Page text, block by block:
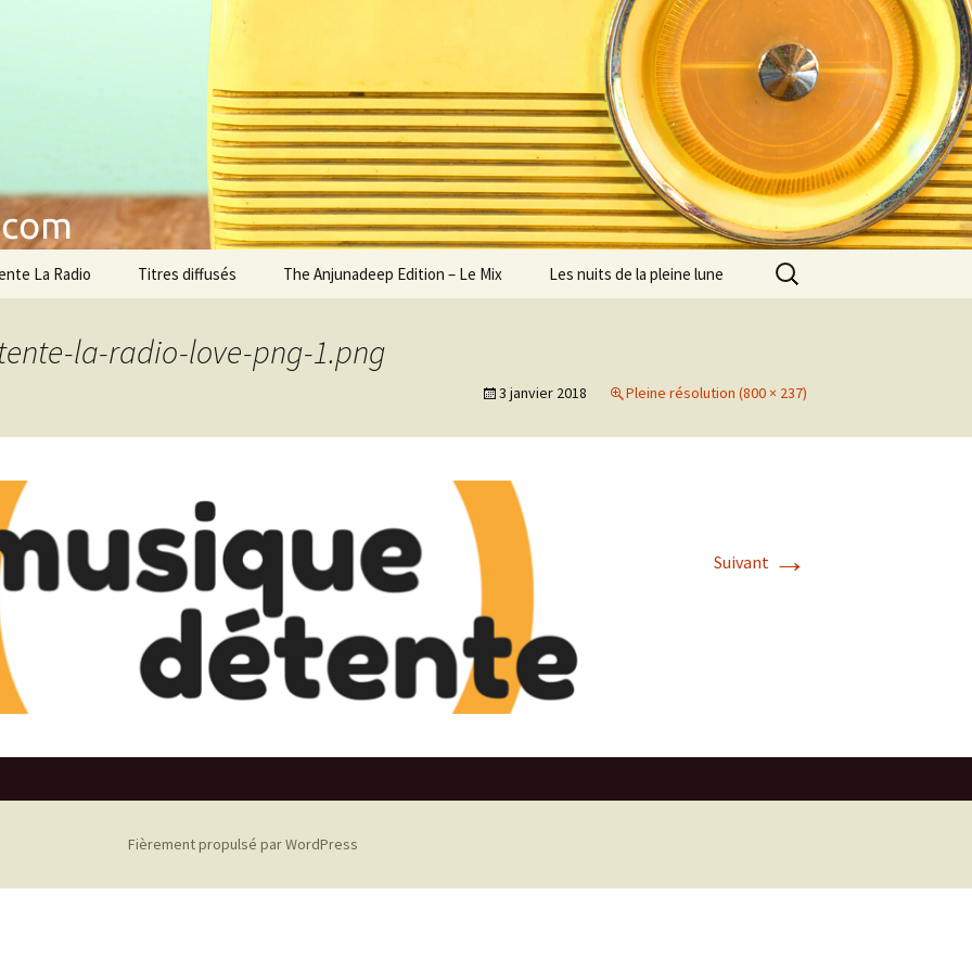
La Radio
La Radio Titres diffusés The Anjunadeep Edition – Le Mix Les nuits de la pleine lune
Rechercher :
la-radio-love-png-1.png
3 janvier 2018 Pleine résolution (800 × 237)
Suivant →
Fièrement propulsé par WordPress